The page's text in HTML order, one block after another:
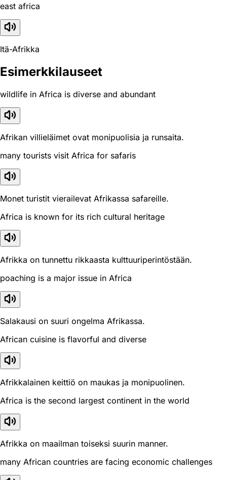
east africa
Itä-Afrikka
Esimerkkilauseet
wildlife in Africa is diverse and abundant
Afrikan villieläimet ovat monipuolisia ja runsaita.
many tourists visit Africa for safaris
Monet turistit vierailevat Afrikassa safareille.
Africa is known for its rich cultural heritage
Afrikka on tunnettu rikkaasta kulttuuriperintöstään.
poaching is a major issue in Africa
Salakausi on suuri ongelma Afrikassa.
African cuisine is flavorful and diverse
Afrikkalainen keittiö on maukas ja monipuolinen.
Africa is the second largest continent in the world
Afrikka on maailman toiseksi suurin manner.
many African countries are facing economic challenges